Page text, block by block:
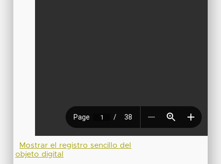
Mostrar el registro sencillo del
objeto digital